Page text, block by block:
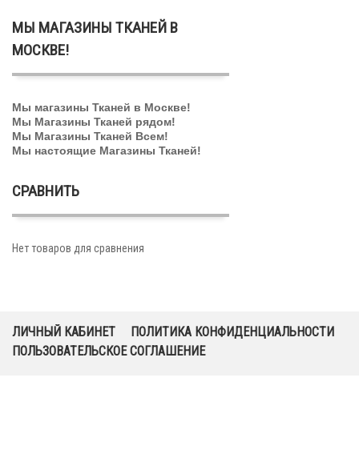
МЫ МАГАЗИНЫ ТКАНЕЙ В
МОСКВЕ!
Мы магазины Тканей в Москве!
Мы Магазины Тканей рядом!
Мы Магазины Тканей Всем!
Мы настоящие Магазины Тканей!
СРАВНИТЬ
Нет товаров для сравнения
ЛИЧНЫЙ КАБИНЕТ
ПОЛИТИКА КОНФИДЕНЦИАЛЬНОСТИ
ПОЛЬЗОВАТЕЛЬСКОЕ СОГЛАШЕНИЕ